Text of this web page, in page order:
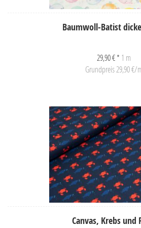
Baumwoll-Batist
29,90 € * 1 m
Grundpreis 29,90 €/
Canvas, Krebs und